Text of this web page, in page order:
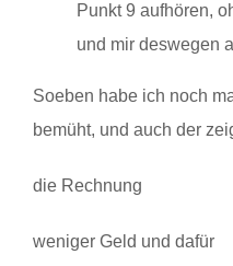
Punkt 9 aufhören,
und mir deswegen
Soeben habe ich noch
bemüht, und auch der
die Rechnung
weniger Geld und dafür